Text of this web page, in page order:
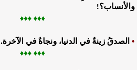
والأنساب؟!
♦♦
♦ ♦
♦♦
• الصدقُ زينةٌ في الدنيا، ونجاةٌ في الآخرة.
♦♦
♦ ♦
♦♦